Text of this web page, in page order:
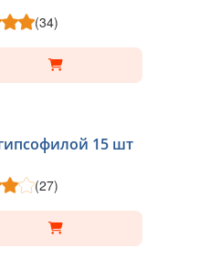
(34)
15 шт
(27)